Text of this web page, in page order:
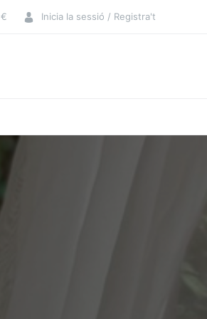
€ Inicia la sessió / Registra't